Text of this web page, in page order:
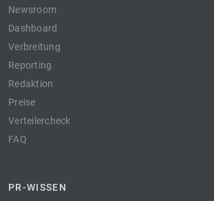
Newsroom
Dashboard
Verbreitung
Reporting
Redaktion
Preise
Verteilercheck
FAQ
PR-WISSEN